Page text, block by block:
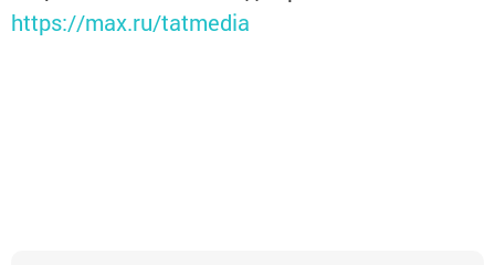
https://max.ru/tatmedia